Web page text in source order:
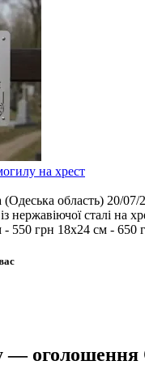
на хрест
(Одеська область) 20/07/
нержавіючої сталі на
550 грн 18х24 см - 650
— оголошення